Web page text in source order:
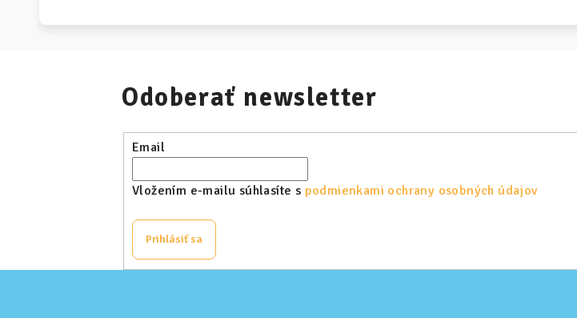
Odoberať newsletter
Email
Vložením e-mailu súhlasíte s podmienkami ochrany osobných údajov
Prihlásiť sa